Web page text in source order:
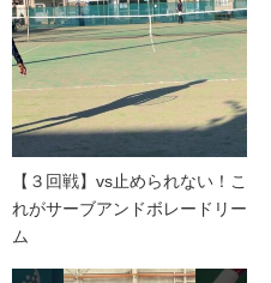
【３回戦】vs止められない！こ
れがサーブアンドボレードリー
ム